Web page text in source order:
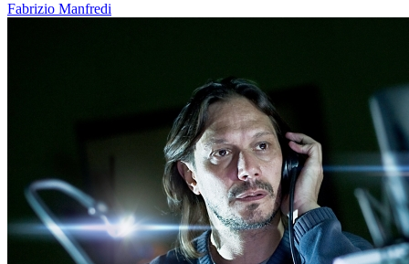
Fabrizio Manfredi